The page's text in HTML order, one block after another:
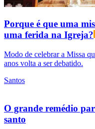
Porque é que uma
uma ferida na Igreja?
Modo de celebrar a Missa
anos volta a ser debatido.
Santos
O grande remédio
santo